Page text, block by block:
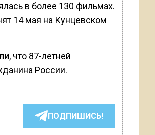
в более 130 фильмах.
14 мая на Кунцевском
, что 87-летней
России.
ПОДПИШИСЬ!